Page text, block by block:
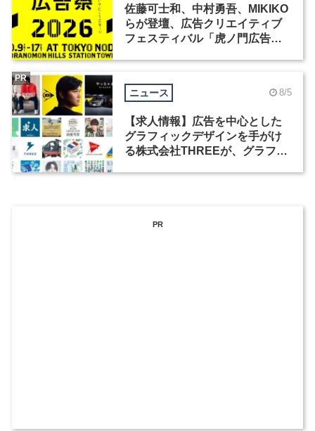
佐藤可士和、中村勇吾、MIKIKO
らが登壇、広告クリエイティブ
フェスティバル「虎ノ門広告
ニュース 8/5
【求人情報】広告を中心とした
グラフィックデザインを手がけ
る株式会社THREEが、グラフィ
PR
PR